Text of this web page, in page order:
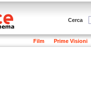
Cerca
Film Prime Visioni